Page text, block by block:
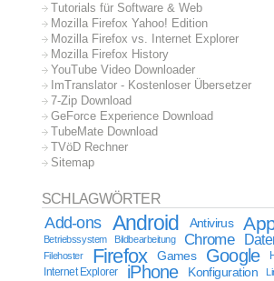
Tutorials für Software & Web
Mozilla Firefox Yahoo! Edition
Mozilla Firefox vs. Internet Explorer
Mozilla Firefox History
YouTube Video Downloader
ImTranslator - Kostenloser Übersetzer
7-Zip Download
GeForce Experience Download
TubeMate Download
TVöD Rechner
Sitemap
SCHLAGWÖRTER
Add-ons Android Antivirus
Betriebssystem
Bildbearbeitung Chrome
Filehoster Firefox Games Google
Internet Explorer iPhone Konfiguration